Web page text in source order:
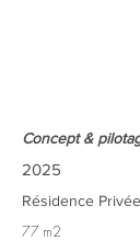
Concept &
2025
Résidence Privée
77 m2